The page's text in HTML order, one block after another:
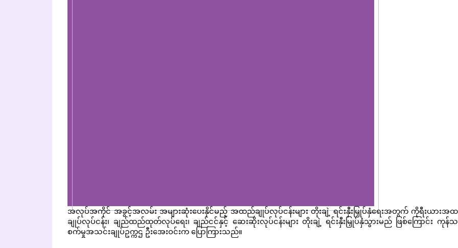
အလုပ်အကိုင် အခွင့်အလမ်း အများဆုံးပေးနိုင်မည့် အထည်ချုပ်လုပ်ငန်းများ တိုးချဲ့ ရင်းနှီးမြှုပ်နှံရေးအတွက် ကိုရီးယားအ
ချုပ်လုပ်ငန်း၊ ချည်ထည်ထုတ်လုပ်ရေး၊ ချည်ငင်နှင့် ဆေးဆိုးလုပ်ငန်းများ တိုးချဲ့ ရင်းနှီးမြှုပ်နှံသွားမည် ဖြစ်ကြောင်း ကုန်
စက်မှုအသင်းချုပ်ဥက္ကဌ ဦးအေးဝင်းက ပြောကြားသည်။